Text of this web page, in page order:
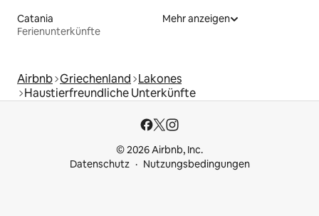
Catania
Ferienunterkünfte
Mehr anzeigen
Airbnb Griechenland Lakones
Haustierfreundliche Unterkünfte
© 2026 Airbnb, Inc.
Datenschutz
Nutzungsbedingungen